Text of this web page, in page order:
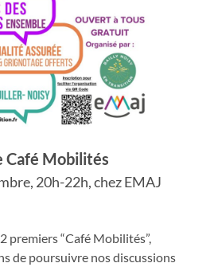
Café Mobilités
20h-22h, chez EMAJ
premiers “Café Mobilités”,
de poursuivre nos discussions